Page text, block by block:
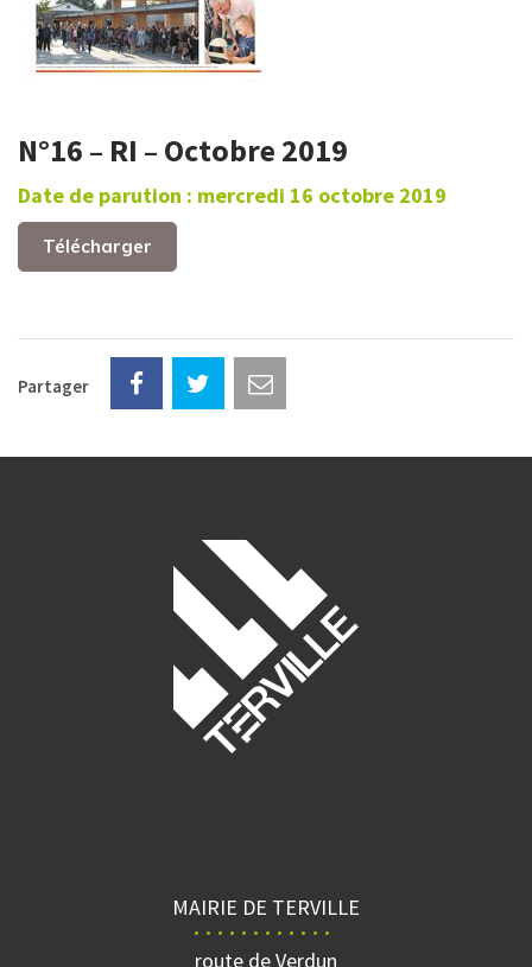
N°16 – RI – Octobre 2019
Date de parution : mercredi 16 octobre 2019
Télécharger
Partager
MAIRIE DE TERVILLE
route de Verdun